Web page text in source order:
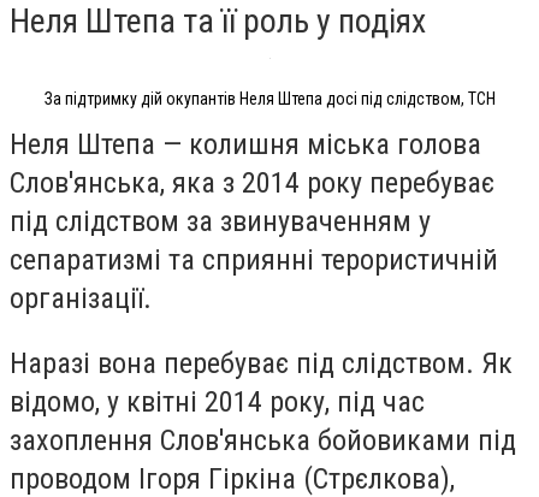
Неля Штепа та її роль у подіях
За підтримку дій окупантів Неля Штепа досі під слідством, ТСН
Неля Штепа — колишня міська голова
Слов'янська, яка з 2014 року перебуває
під слідством за звинуваченням у
сепаратизмі та сприянні терористичній
організації.
Наразі вона перебуває під слідством. Як
відомо, у квітні 2014 року, під час
захоплення Слов'янська бойовиками під
проводом Ігоря Гіркіна (Стрєлкова),